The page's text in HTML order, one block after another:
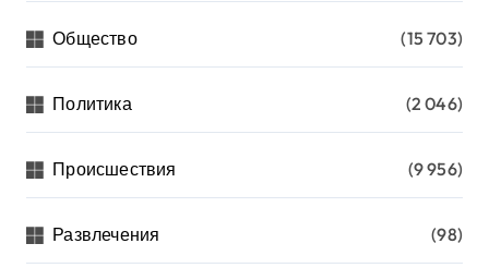
Общество (15 703)
Политика (2 046)
Происшествия (9 956)
Развлечения (98)